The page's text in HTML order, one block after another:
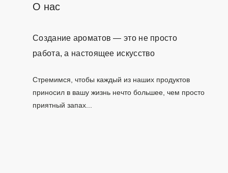
О нас
Создание ароматов — это не просто
работа, а настоящее искусство
Стремимся, чтобы каждый из наших продуктов
приносил в вашу жизнь нечто большее, чем просто
приятный запах...